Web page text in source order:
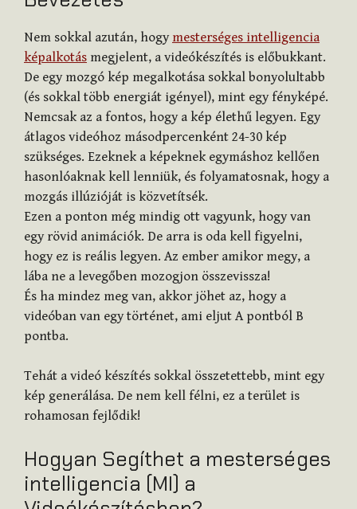
Nem sokkal azután, hogy mesterséges intelligencia
képalkotás megjelent, a videókészítés is előbukkant.
De egy mozgó kép megalkotása sokkal bonyolultabb
(és sokkal több energiát igényel), mint egy fényképé.
Nemcsak az a fontos, hogy a kép élethű legyen. Egy
átlagos videóhoz másodpercenként 24-30 kép
szükséges. Ezeknek a képeknek egymáshoz kellően
hasonlóaknak kell lenniük, és folyamatosnak, hogy a
mozgás illúzióját is közvetítsék.
Ezen a ponton még mindig ott vagyunk, hogy van
egy rövid animációk. De arra is oda kell figyelni,
hogy ez is reális legyen. Az ember amikor megy, a
lába ne a levegőben mozogjon összevissza!
És ha mindez meg van, akkor jöhet az, hogy a
videóban van egy történet, ami eljut A pontból B
pontba.
Tehát a videó készítés sokkal összetettebb, mint egy
kép generálása. De nem kell félni, ez a terület is
rohamosan fejlődik!
Hogyan Segíthet a mesterséges
intelligencia (MI) a